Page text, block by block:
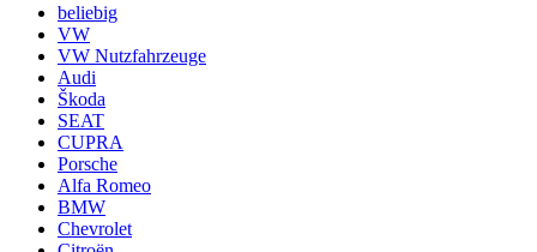
beliebig
VW
VW Nutzfahrzeuge
Audi
Škoda
SEAT
CUPRA
Porsche
Alfa Romeo
BMW
Chevrolet